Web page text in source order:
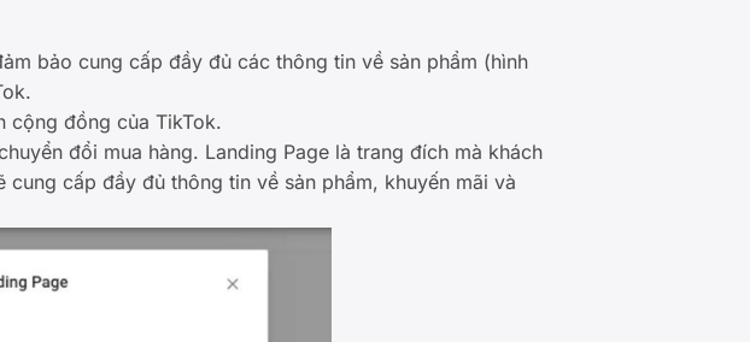
bảo cung cấp đầy đủ các thông tin về sản phẩm (hình
cộng đồng của TikTok.
đổi mua hàng. Landing Page là trang đích mà khách
cấp đầy đủ thông tin về sản phẩm, khuyến mãi và